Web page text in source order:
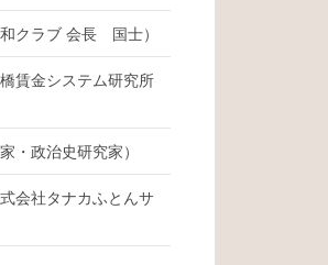
クラブ 会長 国士）
賃金システム研究所
・政治史研究家）
会社タナカふとんサ